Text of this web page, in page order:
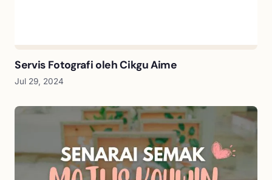
Servis Fotografi oleh Cikgu Aime
Jul 29, 2024